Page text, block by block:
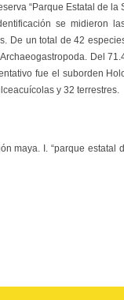
“Parque Estatal de la
se midieron
De un total de 42
Del
fue el suborden
y 32 terrestres.
maya. I. “parque estatal